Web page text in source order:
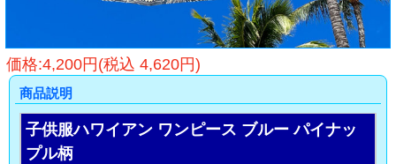
価格:4,200円(税込 4,620円)
商品説明
子供服ハワイアン ワンピース ブルー パイナッ
プル柄